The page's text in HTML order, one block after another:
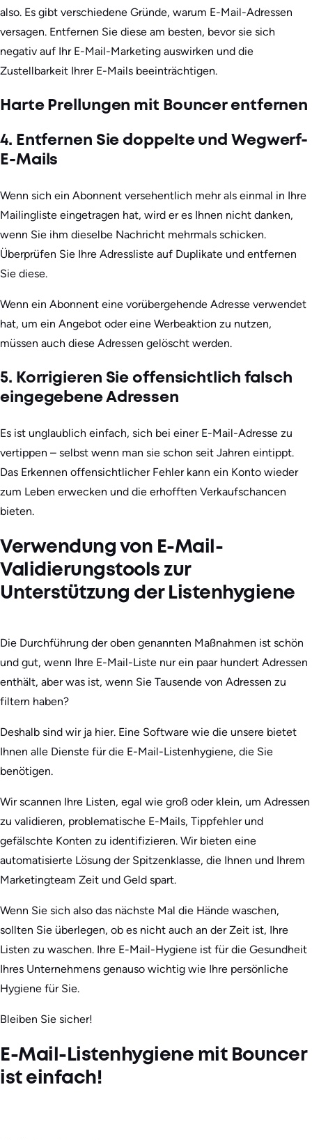
also. Es gibt verschiedene Gründe, warum E-Mail-Adressen
versagen. Entfernen Sie diese am besten, bevor sie sich
negativ auf Ihr E-Mail-Marketing auswirken und die
Zustellbarkeit Ihrer E-Mails beeinträchtigen.
Harte Prellungen mit Bouncer entfernen
4. Entfernen Sie doppelte und Wegwerf-
E-Mails
Wenn sich ein Abonnent versehentlich mehr als einmal in Ihre
Mailingliste eingetragen hat, wird er es Ihnen nicht danken,
wenn Sie ihm dieselbe Nachricht mehrmals schicken.
Überprüfen Sie Ihre Adressliste auf Duplikate und entfernen
Sie diese.
Wenn ein Abonnent eine vorübergehende Adresse verwendet
hat, um ein Angebot oder eine Werbeaktion zu nutzen,
müssen auch diese Adressen gelöscht werden.
5. Korrigieren Sie offensichtlich falsch
eingegebene Adressen
Es ist unglaublich einfach, sich bei einer E-Mail-Adresse zu
vertippen – selbst wenn man sie schon seit Jahren eintippt.
Das Erkennen offensichtlicher Fehler kann ein Konto wieder
zum Leben erwecken und die erhofften Verkaufschancen
bieten.
Verwendung von E-Mail-
Validierungstools zur
Unterstützung der Listenhygiene
Die Durchführung der oben genannten Maßnahmen ist schön
und gut, wenn Ihre E-Mail-Liste nur ein paar hundert Adressen
enthält, aber was ist, wenn Sie Tausende von Adressen zu
filtern haben?
Deshalb sind wir ja hier. Eine Software wie die unsere bietet
Ihnen alle Dienste für die E-Mail-Listenhygiene, die Sie
benötigen.
Wir scannen Ihre Listen, egal wie groß oder klein, um Adressen
zu validieren, problematische E-Mails, Tippfehler und
gefälschte Konten zu identifizieren. Wir bieten eine
automatisierte Lösung der Spitzenklasse, die Ihnen und Ihrem
Marketingteam Zeit und Geld spart.
Wenn Sie sich also das nächste Mal die Hände waschen,
sollten Sie überlegen, ob es nicht auch an der Zeit ist, Ihre
Listen zu waschen. Ihre E-Mail-Hygiene ist für die Gesundheit
Ihres Unternehmens genauso wichtig wie Ihre persönliche
Hygiene für Sie.
Bleiben Sie sicher!
E-Mail-Listenhygiene mit Bouncer
ist einfach!